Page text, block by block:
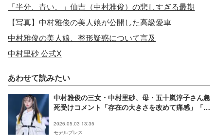
「半分、青い。」仙吉（中村雅俊）の悲しすぎる最期
【写真】中村雅俊の美人娘が公開した高級愛車
中村雅俊の美人娘、整形疑惑について言及
中村里砂 公式X
あわせて読みたい
中村雅俊の三女・中村里砂、母・五十嵐淳子さん急
死受けコメント「存在の大きさを改めて痛感」「未
2026.05.03 13:35
モデルプレス